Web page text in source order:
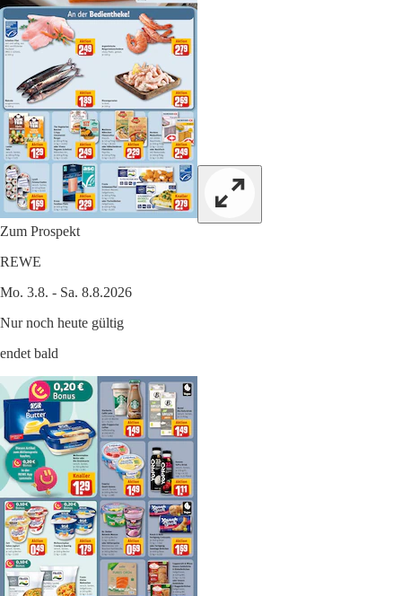
Zum Prospekt
REWE
Mo. 3.8. - Sa. 8.8.2026
Nur noch heute gültig
endet bald